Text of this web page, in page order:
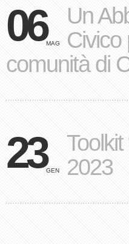
06MAG
Un
Civico
comunità di
23GEN
2023